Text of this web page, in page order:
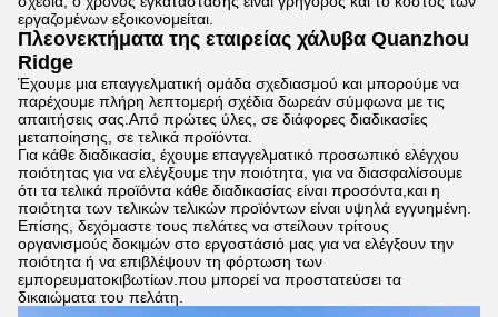
εργαζομένων εξοικονομείται.
Πλεονεκτήματα της εταιρείας χάλυβα Quanzhou
Ridge
Έχουμε μια επαγγελματική ομάδα σχεδιασμού και μπορούμε να
παρέχουμε πλήρη λεπτομερή σχέδια δωρεάν σύμφωνα με τις
απαιτήσεις σας.Από πρώτες ύλες, σε διάφορες διαδικασίες
μεταποίησης, σε τελικά προϊόντα.
Για κάθε διαδικασία, έχουμε επαγγελματικό προσωπικό ελέγχου
ποιότητας για να ελέγξουμε την ποιότητα, για να διασφαλίσουμε
ότι τα τελικά προϊόντα κάθε διαδικασίας είναι προσόντα,και η
ποιότητα των τελικών τελικών προϊόντων είναι υψηλά εγγυημένη.
Επίσης, δεχόμαστε τους πελάτες να στείλουν τρίτους
οργανισμούς δοκιμών στο εργοστάσιό μας για να ελέγξουν την
ποιότητα ή να επιβλέψουν τη φόρτωση των
εμπορευματοκιβωτίων.που μπορεί να προστατεύσει τα
δικαιώματα του πελάτη.